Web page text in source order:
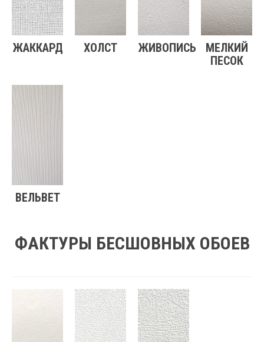
ЖАККАРД ХОЛСТ ЖИВОПИСЬ
МЕЛКИЙ
ПЕСОК
ВЕЛЬВЕТ
ФАКТУРЫ БЕСШОВНЫХ ОБОЕВ